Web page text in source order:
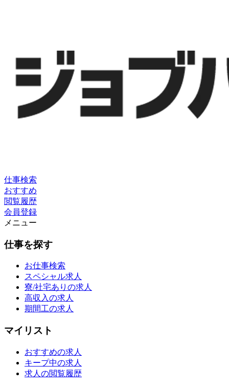
仕事検索
おすすめ
閲覧履歴
会員登録
メニュー
仕事を探す
お仕事検索
スペシャル求人
寮/社宅ありの求人
高収入の求人
期間工の求人
マイリスト
おすすめの求人
キープ中の求人
求人の閲覧履歴